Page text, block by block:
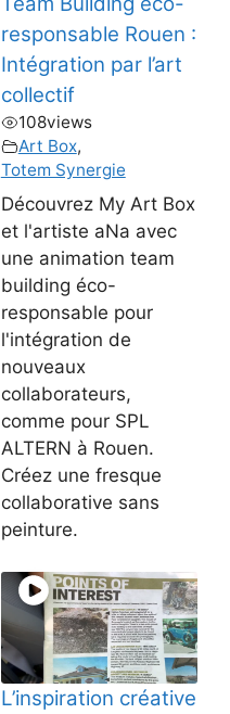
responsable Rouen :
Intégration par l’art
collectif
108views
Art Box,
Totem Synergie
Découvrez My Art Box
et l'artiste aNa avec
une animation team
building éco-
responsable pour
l'intégration de
nouveaux
collaborateurs,
comme pour SPL
ALTERN à Rouen.
Créez une fresque
collaborative sans
peinture.
L’inspiration créative